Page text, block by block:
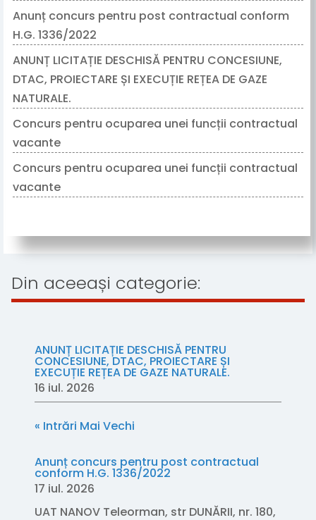
Anunț concurs pentru post contractual conform
H.G. 1336/2022
ANUNȚ LICITAȚIE DESCHISĂ PENTRU CONCESIUNE,
DTAC, PROIECTARE ȘI EXECUȚIE REȚEA DE GAZE
NATURALE.
Concurs pentru ocuparea unei funcții contractual
vacante
Concurs pentru ocuparea unei funcții contractual
vacante
Din aceeași categorie:
ANUNȚ LICITAȚIE DESCHISĂ PENTRU
CONCESIUNE, DTAC, PROIECTARE ȘI
EXECUȚIE REȚEA DE GAZE NATURALE.
16 iul. 2026
« Intrări Mai Vechi
Anunț concurs pentru post contractual
conform H.G. 1336/2022
17 iul. 2026
UAT NANOV Teleorman, str DUNĂRII, nr. 180,